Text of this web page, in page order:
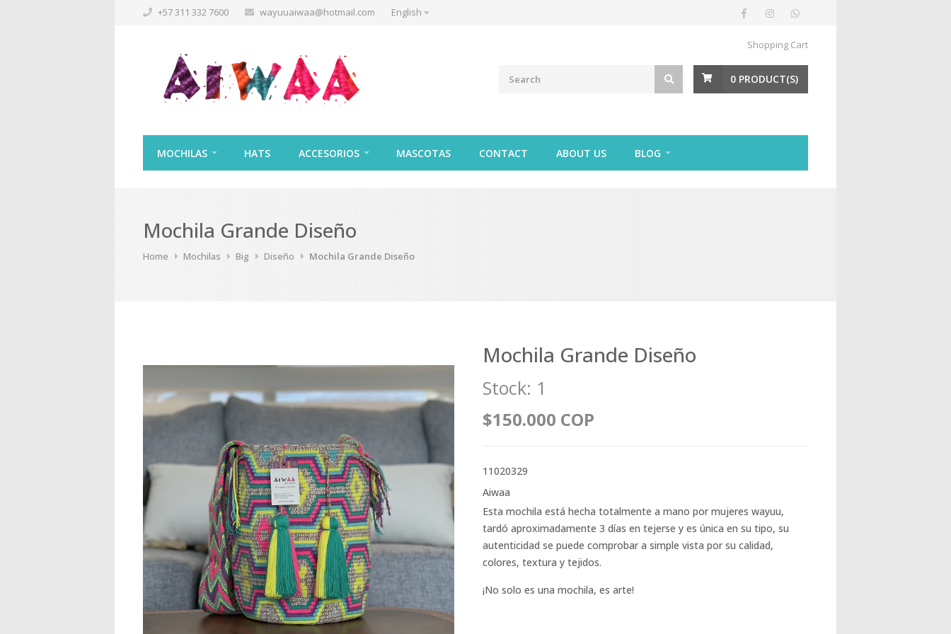
+57 311 332 7600 wayuuaiwaa@hotmail.com English
Shopping Cart
0 PRODUCT(S)
MOCHILAS HATS ACCESORIOS MASCOTAS CONTACT ABOUT US BLOG
Mochila Grande Diseño
Home Mochilas Big Diseño Mochila Grande Diseño
Mochila Grande Diseño
Stock: 1
$150.000 COP
11020329
Aiwaa
Esta mochila está hecha totalmente a mano por mujeres wayuu,
tardó aproximadamente 3 días en tejerse y es única en su tipo, su
autenticidad se puede comprobar a simple vista por su calidad,
colores, textura y tejidos.
¡No solo es una mochila, es arte!